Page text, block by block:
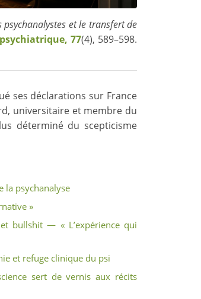
psychanalystes et le transfert de
77(4), 589–598.
ses déclarations sur France
universitaire et membre du
déterminé du scepticisme
la psychanalyse
»
bullshit — « L’expérience qui
et refuge clinique du psi
sert de vernis aux récits